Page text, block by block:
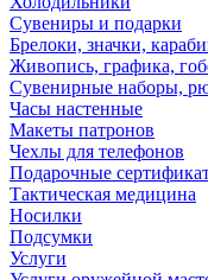
Сувениры и подарки
Брелоки, значки,
Живопись, графика,
Сувенирные наборы,
Часы настенные
Макеты патронов
Чехлы для телефонов
Подарочные
Тактическая медицина
Носилки
Подсумки
Услуги